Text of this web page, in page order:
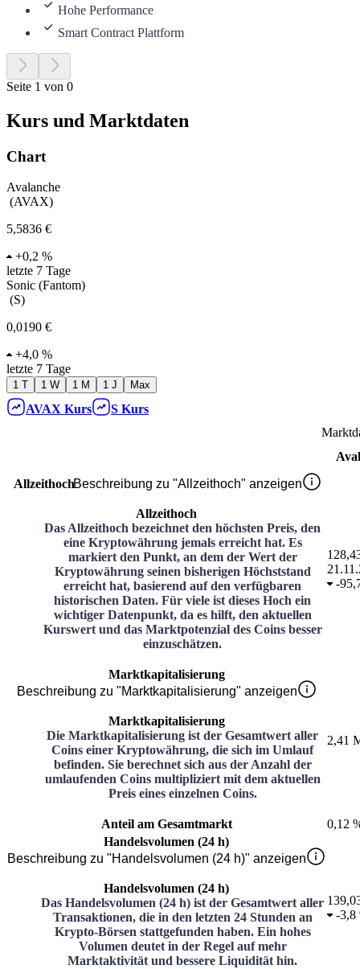
Hohe Performance
Smart Contract Plattform
Seite 1 von 0
Kurs und Marktdaten
Chart
Avalanche
(AVAX)
5,5836 €
+0,2 %
letzte 7 Tage
Sonic (Fantom)
(S)
0,0190 €
+4,0 %
letzte 7 Tage
1 T 1 W 1 M 1 J Max
AVAX Kurs S Kurs
AllzeithochBeschreibung zu "Allzeithoch" anzeigen
Allzeithoch
Das Allzeithoch bezeichnet den höchsten Preis, den
eine Kryptowährung jemals erreicht hat. Es
markiert den Punkt, an dem der Wert der
Kryptowährung seinen bisherigen Höchststand
erreicht hat, basierend auf den verfügbaren
historischen Daten. Für viele ist dieses Hoch ein
wichtiger Datenpunkt, da es hilft, den aktuellen
Kurswert und das Marktpotenzial des Coins besser
einzuschätzen.
-
Marktkapitalisierung
Beschreibung zu "Marktkapitalisierung" anzeigen
Marktkapitalisierung
Die Marktkapitalisierung ist der Gesamtwert aller
Coins einer Kryptowährung, die sich im Umlauf
befinden. Sie berechnet sich aus der Anzahl der
umlaufenden Coins multipliziert mit dem aktuellen
Preis eines einzelnen Coins.
2,41
Anteil am Gesamtmarkt
0,12
Handelsvolumen (24 h)
Beschreibung zu "Handelsvolumen (24 h)" anzeigen
Handelsvolumen (24 h)
Das Handelsvolumen (24 h) ist der Gesamtwert aller
Transaktionen, die in den letzten 24 Stunden an
Krypto-Börsen stattgefunden haben. Ein hohes
Volumen deutet in der Regel auf mehr
Marktaktivität und bessere Liquidität hin.
-3,8